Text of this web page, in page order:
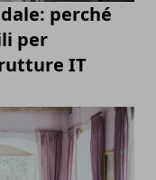
perché
per
IT